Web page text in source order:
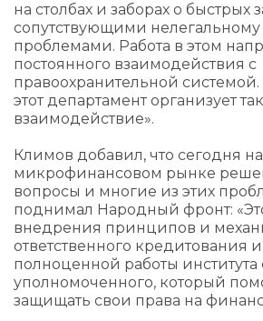
на столбах и заборах о быстрых
сопутствующими
проблемами. Работа в этом
постоянного взаимодействия с
правоохранительной
этот департамент организует
взаимодействие».
Климов добавил, что сегодня на
микрофинансовом рынке
вопросы и многие из этих
поднимал Народный фронт:
внедрения принципов и
ответственного кредитования и
полноценной работы
уполномоченного, который
защищать свои права на